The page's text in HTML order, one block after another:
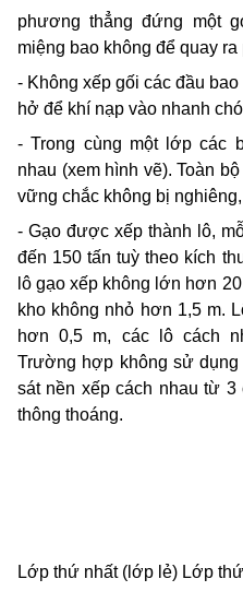
phương thẳng đứng một
miệng bao không để quay
- Không xếp gối các đầu
hở để khí nạp vào nhanh
- Trong cùng một lớp các
nhau (xem hình vẽ). Toàn
vững chắc không bị
- Gạo được xếp thành lô,
đến 150 tấn tuỳ theo kích
lô gạo xếp không lớn hơn
kho không nhỏ hơn 1,5 m.
hơn 0,5 m, các lô cách
Trường hợp không sử
sát nền xếp cách nhau từ
thông thoáng.
Lớp thứ nhất (lớp lẻ) Lớp